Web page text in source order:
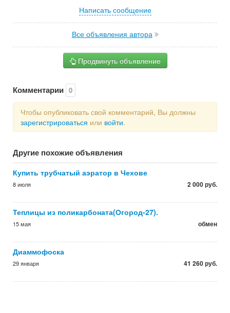
Написать сообщение
Все объявления автора
Продвинуть объявление
Комментарии 0
Чтобы опубликовать свой комментарий, Вы должны
зарегистрироваться или войти.
Другие похожие объявления
Купить трубчатый аэратор в Чехове
8 июля 2 000 руб.
Теплицы из поликарбоната(Огород-27).
15 мая обмен
Диаммофоска
29 января 41 260 руб.